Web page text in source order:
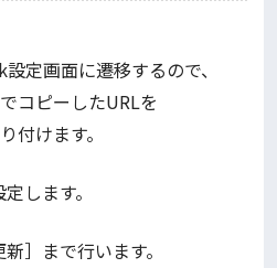
定画面に遷移するので、
コピーしたURLを
付けます。
します。
］まで行います。